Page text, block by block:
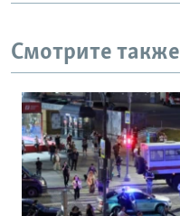
Смотрите также